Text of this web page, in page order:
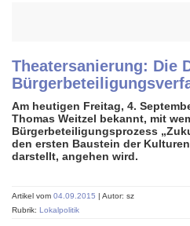
Theatersanierung: Die
Am heutigen Freitag, 4.
Thomas Weitzel bekannt, mit
Bürgerbeteiligungsprozess
den ersten Baustein der
darstellt, angehen wird.
Artikel vom 04.09.2015 | Autor: sz
Rubrik: Lokalpolitik